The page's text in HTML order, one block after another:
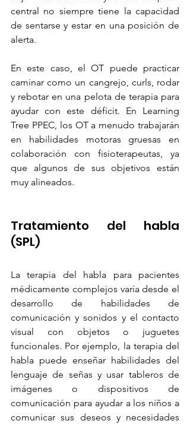
central no siempre tiene la capacidad
de sentarse y estar en una posición de
alerta.
En este caso, el OT puede practicar
caminar como un cangrejo, curls, rodar
y rebotar en una pelota de terapia para
ayudar con este déficit. En Learning
Tree PPEC, los OT a menudo trabajarán
en habilidades motoras gruesas en
colaboración con fisioterapeutas, ya
que algunos de sus objetivos están
muy alineados.
Tratamiento del habla
(SPL)
La terapia del habla para pacientes
médicamente complejos varía desde el
desarrollo de habilidades de
comunicación y sonidos y el contacto
visual con objetos o juguetes
funcionales. Por ejemplo, la terapia del
habla puede enseñar habilidades del
lenguaje de señas y usar tableros de
imágenes o dispositivos de
comunicación para ayudar a los niños a
comunicar sus deseos y necesidades